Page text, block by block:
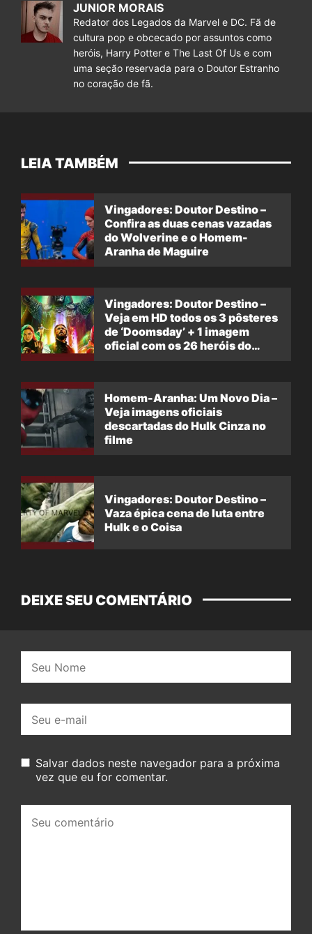
JUNIOR MORAIS
Redator dos Legados da Marvel e DC. Fã de
cultura pop e obcecado por assuntos como
heróis, Harry Potter e The Last Of Us e com
uma seção reservada para o Doutor Estranho
no coração de fã.
LEIA TAMBÉM
Vingadores: Doutor Destino –
Confira as duas cenas vazadas
do Wolverine e o Homem-
Aranha de Maguire
Vingadores: Doutor Destino –
Veja em HD todos os 3 pôsteres
de ‘Doomsday’ + 1 imagem
oficial com os 26 heróis do
Homem-Aranha: Um Novo Dia –
Veja imagens oficiais
descartadas do Hulk Cinza no
filme
Vingadores: Doutor Destino –
Vaza épica cena de luta entre
Hulk e o Coisa
DEIXE SEU COMENTÁRIO
mail:
Salvar dados neste navegador para a próxima
vez que eu for comentar.
comentário: